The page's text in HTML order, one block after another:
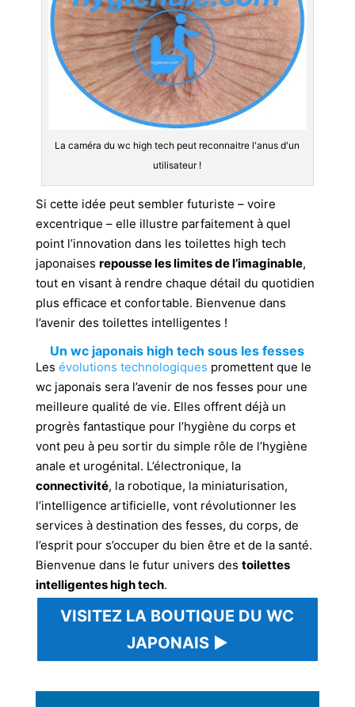
La caméra du wc high tech peut reconnaitre l'anus d'un
utilisateur !
Si cette idée peut sembler futuriste – voire
excentrique – elle illustre parfaitement à quel
point l’innovation dans les toilettes high tech
japonaises repousse les limites de l’imaginable,
tout en visant à rendre chaque détail du quotidien
plus efficace et confortable. Bienvenue dans
l’avenir des toilettes intelligentes !
Un wc japonais high tech sous les fesses
Les évolutions technologiques promettent que le
wc japonais sera l’avenir de nos fesses pour une
meilleure qualité de vie. Elles offrent déjà un
progrès fantastique pour l’hygiène du corps et
vont peu à peu sortir du simple rôle de l’hygiène
anale et urogénital. L’électronique, la
connectivité, la robotique, la miniaturisation,
l’intelligence artificielle, vont révolutionner les
services à destination des fesses, du corps, de
l’esprit pour s’occuper du bien être et de la santé.
Bienvenue dans le futur univers des toilettes
intelligentes high tech.
VISITEZ LA BOUTIQUE DU WC
JAPONAIS ►